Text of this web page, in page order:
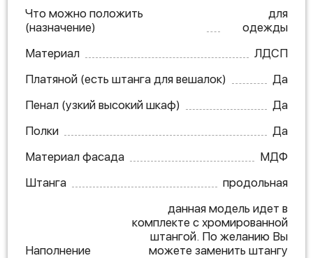
Что можно положить
(назначение)
для
одежды
Материал
ЛДСП
Платяной (есть штанга для вешалок)
Да
Пенал (узкий высокий шкаф)
Да
Полки
Да
Материал фасада
МДФ
Штанга
продольная
Наполнение
данная модель идет в
комплекте с хромированной
штангой. По желанию Вы
можете заменить штангу